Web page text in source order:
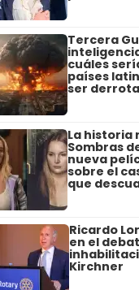
Tercera
cuáles
países
ser
La historia
Sombras
nueva
sobre el
que
Ricardo
en el
Kirchner